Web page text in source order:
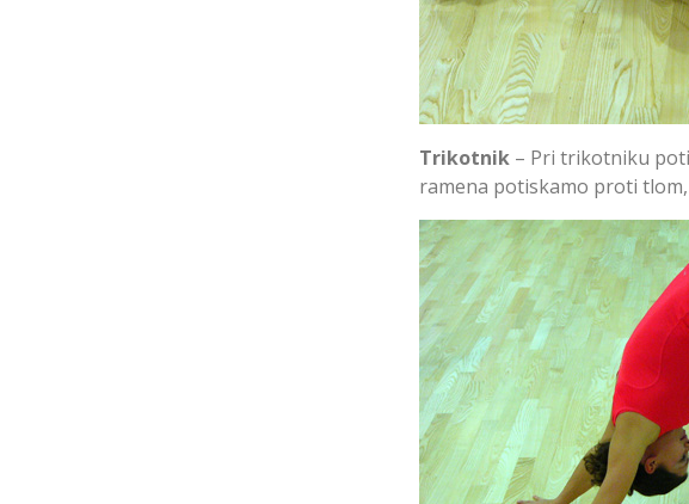
Trikotnik – Pri trikotniku
ramena potiskamo proti